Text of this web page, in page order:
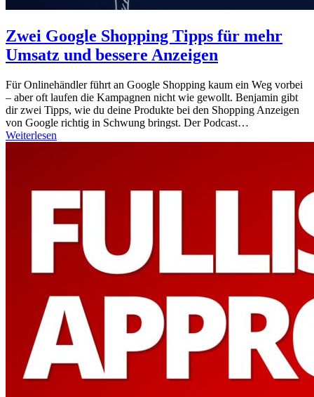
Zwei Google Shopping Tipps für mehr
Umsatz und bessere Anzeigen
Für Onlinehändler führt an Google Shopping kaum ein Weg vorbei
– aber oft laufen die Kampagnen nicht wie gewollt. Benjamin gibt
dir zwei Tipps, wie du deine Produkte bei den Shopping Anzeigen
von Google richtig in Schwung bringst. Der Podcast…
Weiterlesen